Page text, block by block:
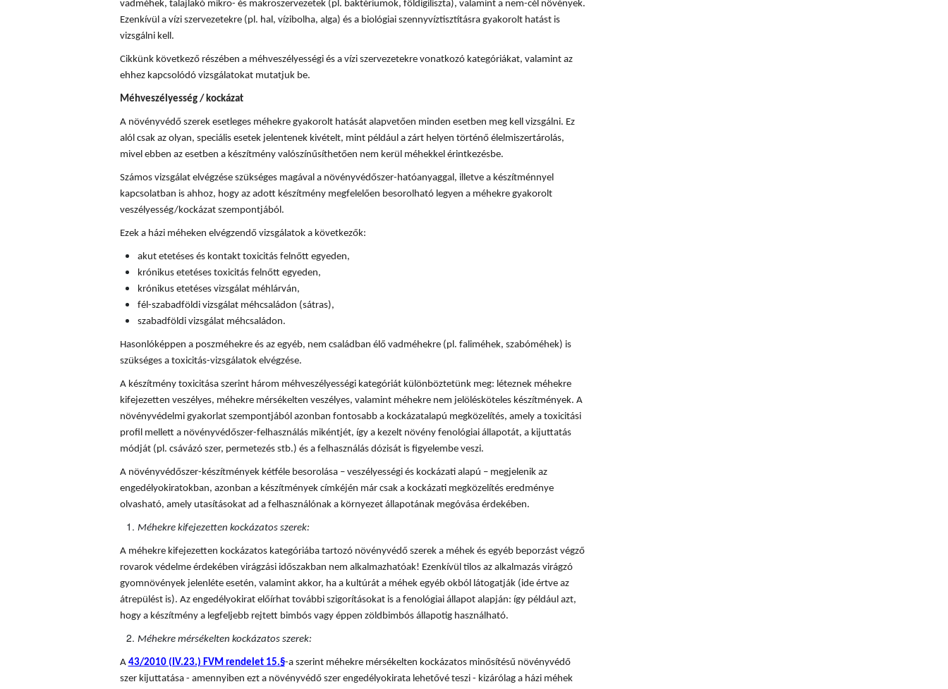
vadméhek, talajlakó mikro- és makroszervezetek (pl. baktériumok, földigiliszta), valamint a nem-cél növények.
Ezenkívül a vízi szervezetekre (pl. hal, vízibolha, alga) és a biológiai szennyvíztisztításra gyakorolt hatást is
vizsgálni kell.
Cikkünk következő részében a méhveszélyességi és a vízi szervezetekre vonatkozó kategóriákat, valamint az
ehhez kapcsolódó vizsgálatokat mutatjuk be.
Méhveszélyesség / kockázat
A növényvédő szerek esetleges méhekre gyakorolt hatását alapvetően minden esetben meg kell vizsgálni. Ez
alól csak az olyan, speciális esetek jelentenek kivételt, mint például a zárt helyen történő élelmiszertárolás,
mivel ebben az esetben a készítmény valószínűsíthetően nem kerül méhekkel érintkezésbe.
Számos vizsgálat elvégzése szükséges magával a növényvédőszer-hatóanyaggal, illetve a készítménnyel
kapcsolatban is ahhoz, hogy az adott készítmény megfelelően besorolható legyen a méhekre gyakorolt
veszélyesség/kockázat szempontjából.
Ezek a házi méheken elvégzendő vizsgálatok a következők:
akut etetéses és kontakt toxicitás felnőtt egyeden,
krónikus etetéses toxicitás felnőtt egyeden,
krónikus etetéses vizsgálat méhlárván,
fél-szabadföldi vizsgálat méhcsaládon (sátras),
szabadföldi vizsgálat méhcsaládon.
Hasonlóképpen a poszméhekre és az egyéb, nem családban élő vadméhekre (pl. faliméhek, szabóméhek) is
szükséges a toxicitás-vizsgálatok elvégzése.
A készítmény toxicitása szerint három méhveszélyességi kategóriát különböztetünk meg: léteznek méhekre
kifejezetten veszélyes, méhekre mérsékelten veszélyes, valamint méhekre nem jelölésköteles készítmények. A
növényvédelmi gyakorlat szempontjából azonban fontosabb a kockázatalapú megközelítés, amely a toxicitási
profil mellett a növényvédőszer-felhasználás mikéntjét, így a kezelt növény fenológiai állapotát, a kijuttatás
módját (pl. csávázó szer, permetezés stb.) és a felhasználás dózisát is figyelembe veszi.
A növényvédőszer-készítmények kétféle besorolása – veszélyességi és kockázati alapú – megjelenik az
engedélyokiratokban, azonban a készítmények címkéjén már csak a kockázati megközelítés eredménye
olvasható, amely utasításokat ad a felhasználónak a környezet állapotának megóvása érdekében.
Méhekre kifejezetten kockázatos szerek:
A méhekre kifejezetten kockázatos kategóriába tartozó növényvédő szerek a méhek és egyéb beporzást végző
rovarok védelme érdekében virágzási időszakban nem alkalmazhatóak! Ezenkívül tilos az alkalmazás virágzó
gyomnövények jelenléte esetén, valamint akkor, ha a kultúrát a méhek egyéb okból látogatják (ide értve az
átrepülést is). Az engedélyokirat előírhat további szigorításokat is a fenológiai állapot alapján: így például azt,
hogy a készítmény a legfeljebb rejtett bimbós vagy éppen zöldbimbós állapotig használható.
Méhekre mérsékelten kockázatos szerek:
A 43/2010 (IV.23.) FVM rendelet 15.§-a szerint méhekre mérsékelten kockázatos minősítésű növényvédő
szer kijuttatása - amennyiben ezt a növényvédő szer engedélyokirata lehetővé teszi - kizárólag a házi méhek